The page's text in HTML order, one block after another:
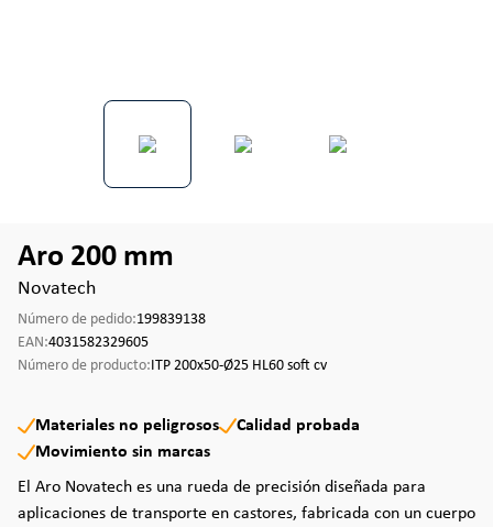
Aro 200 mm
Novatech
Número de pedido:199839138
EAN:4031582329605
Número de producto:ITP 200x50-Ø25 HL60 soft cv
Materiales no peligrosos
Calidad probada
Movimiento sin marcas
El Aro Novatech es una rueda de precisión diseñada para
aplicaciones de transporte en castores, fabricada con un cuerpo